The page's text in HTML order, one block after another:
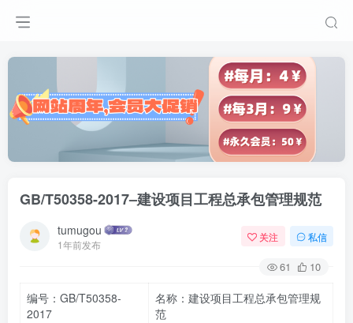
GB/T50358-2017–建设项目工程总承包管理规范
tumugou
1年前发布
关注 私信
61 10
编号：GB/T50358-
2017
名称：建设项目工程总承包管理规
范